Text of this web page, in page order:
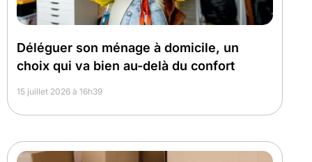
Déléguer son ménage à domicile, un
choix qui va bien au-delà du confort
15 juillet 2026 à 16h39